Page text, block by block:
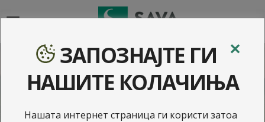
Соопштенија за
јавност
✕
ЗАПОЗНАЈТЕ ГИ
НАШИТЕ КОЛАЧИЊА
Нашата интернет страница ги користи затоа